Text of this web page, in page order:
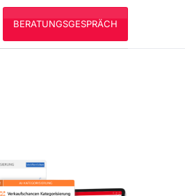
BERATUNGSGESPRÄCH